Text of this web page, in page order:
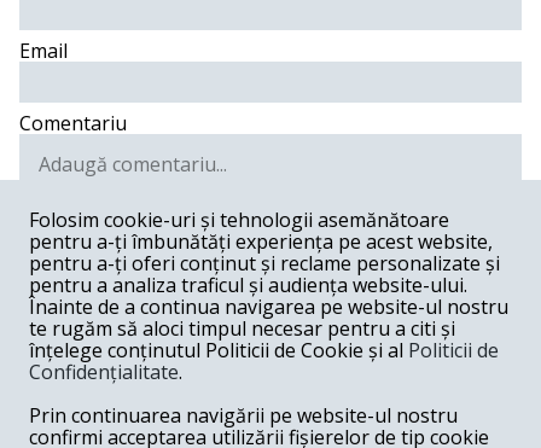
Email
Comentariu
Postează comentariu
asa si?... -02-20-2019
Asa si? "ne exprimam ingrijorarea...bla bla bla..." Asa si?
Comisia Europeana trebuie (trebuia de mult deja !) sa
actioneze in justitie (CJEU) guvernul Romaniei pentru ne-
daca nu este automat urmat de o procedure
judecatoreasca. E ca si cand ai declara hotia ilegala dar
Folosim cookie-uri și tehnologii asemănătoare
pentru a-ți îmbunătăți experiența pe acest website,
pentru a-ți oferi conținut și reclame personalizate și
pentru a analiza traficul și audiența website-ului.
Înainte de a continua navigarea pe website-ul nostru
te rugăm să aloci timpul necesar pentru a citi și
înțelege conținutul Politicii de Cookie și al Politicii de
Confidențialitate.
Prin continuarea navigării pe website-ul nostru
confirmi acceptarea utilizării fișierelor de tip cookie